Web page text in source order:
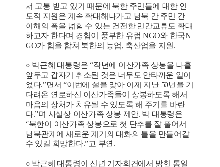
서 고통 받고 있기 때문에 북한 주민들에 대한 인
도적 지원은 계속 확대해나가고 남북 간 주민 간
이해의 폭을 넓힐 수 있는 건전한 민간교류도 확대
하고자 한다며 경험이 풍부한 유럽 NGO와 한국N
GO가 힘을 합쳐 북한의 농업, 축산업을 지원.
○ 박근혜 대통령은 “작년에 이산가족 상봉을 나흘
앞두고 갑자기 취소된 것은 너무도 안타까운 일이
었다.”면서 “이번에 설을 맞아 이제 지난 50년을 기
다려온 연로하신 이산가족들이 상봉하도록 해서
마음의 상처가 치유될 수 있도록 해 주기를 바란
다.”며 사실상 이산가족 상봉 제안. 박 대통령은
“북한이 이산가족 상봉으로 첫 단추를 잘 풀어서
남북관계에 새로운 계기의 대화의 틀을 만들어갈
수 있길 희망한다.”고 부연.
○ 박근혜 대통령이 신년 기자회견에서 밝힌 통일